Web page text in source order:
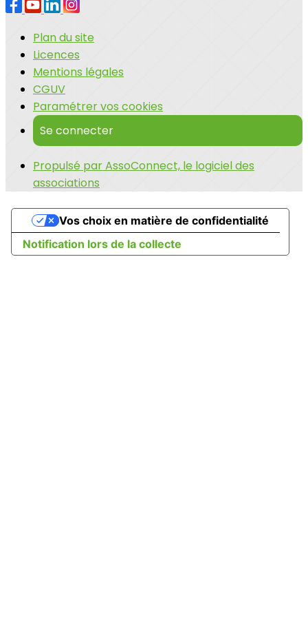
Plan du site
Licences
Mentions légales
CGUV
Paramétrer vos cookies
Se connecter
Propulsé par AssoConnect, le logiciel des
associations
Notification lors de la collecte
Vos choix en matière de confidentialité